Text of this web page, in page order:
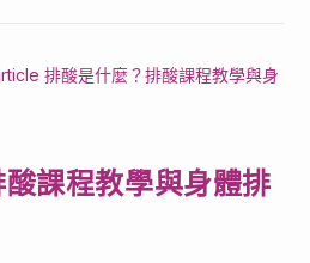
課程教學與身體排